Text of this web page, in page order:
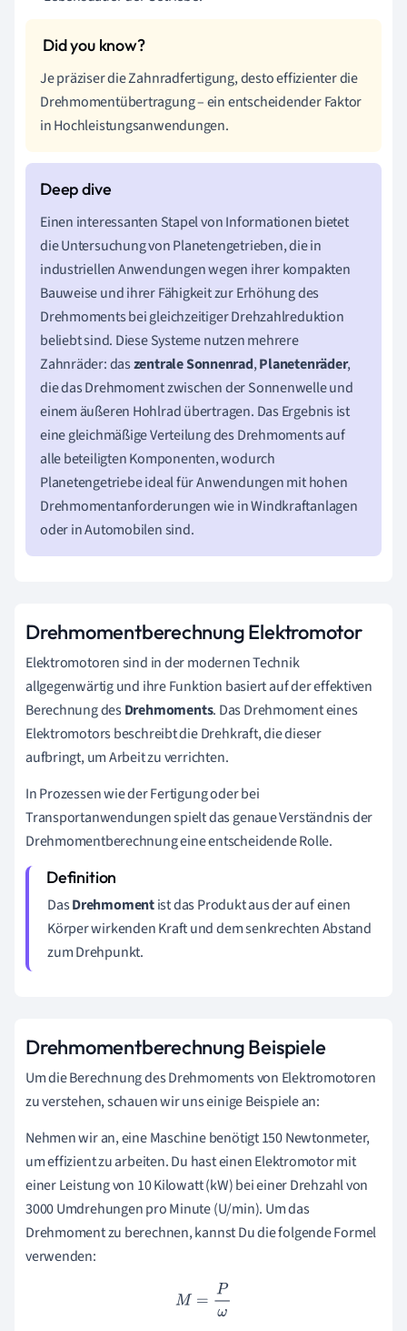
Je präziser die Zahnradfertigung, desto effizienter die
Drehmomentübertragung – ein entscheidender Faktor
in Hochleistungsanwendungen.
Einen interessanten Stapel von Informationen bietet
die Untersuchung von Planetengetrieben, die in
industriellen Anwendungen wegen ihrer kompakten
Bauweise und ihrer Fähigkeit zur Erhöhung des
Drehmoments bei gleichzeitiger Drehzahlreduktion
beliebt sind. Diese Systeme nutzen mehrere
Zahnräder: daszentrale Sonnenrad,Planetenräder,
die das Drehmoment zwischen der Sonnenwelle und
einem äußeren Hohlrad übertragen. Das Ergebnis ist
eine gleichmäßige Verteilung des Drehmoments auf
alle beteiligten Komponenten, wodurch
Planetengetriebe ideal für Anwendungen mit hohen
Drehmomentanforderungen wie in Windkraftanlagen
oder in Automobilen sind.
Drehmomentberechnung Elektromotor
Elektromotoren sind in der modernen Technik
allgegenwärtig und ihre Funktion basiert auf der effektiven
Berechnung desDrehmoments. Das Drehmoment eines
Elektromotors beschreibt die Drehkraft, die dieser
aufbringt, um Arbeit zu verrichten.
In Prozessen wie der Fertigung oder bei
Transportanwendungen spielt das genaue Verständnis der
Drehmomentberechnung eine entscheidende Rolle.
DasDrehmomentist das Produkt aus der auf einen
Körper wirkenden Kraft und dem senkrechten Abstand
zum Drehpunkt.
Drehmomentberechnung Beispiele
Um die Berechnung des Drehmoments von Elektromotoren
zu verstehen, schauen wir uns einige Beispiele an:
Nehmen wir an, eine Maschine benötigt 150 Newtonmeter,
um effizient zu arbeiten. Du hast einen Elektromotor mit
einer Leistung von 10 Kilowatt (kW) bei einer Drehzahl von
3000 Umdrehungen pro Minute (U/min). Um das
Drehmoment zu berechnen, kannst Du die folgende Formel
verwenden:
M =P ω